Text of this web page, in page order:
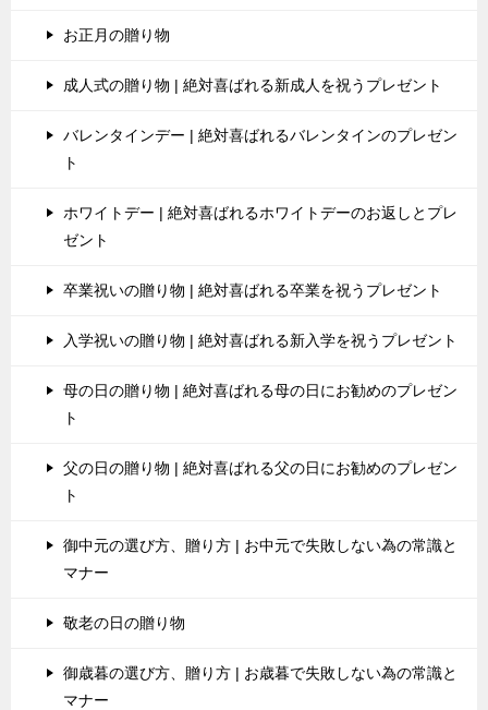
お正月の贈り物
成人式の贈り物 | 絶対喜ばれる新成人を祝うプレゼント
バレンタインデー | 絶対喜ばれるバレンタインのプレゼン
ト
ホワイトデー | 絶対喜ばれるホワイトデーのお返しとプレ
ゼント
卒業祝いの贈り物 | 絶対喜ばれる卒業を祝うプレゼント
入学祝いの贈り物 | 絶対喜ばれる新入学を祝うプレゼント
母の日の贈り物 | 絶対喜ばれる母の日にお勧めのプレゼン
ト
父の日の贈り物 | 絶対喜ばれる父の日にお勧めのプレゼン
ト
御中元の選び方、贈り方 | お中元で失敗しない為の常識と
マナー
敬老の日の贈り物
御歳暮の選び方、贈り方 | お歳暮で失敗しない為の常識と
マナー